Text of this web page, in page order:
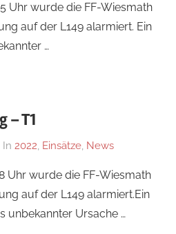
Nossal
Uhr wurde die FF-Wiesmath
auf der L149 alarmiert. Ein
…
– T1
Von
Nossal
In 2022 Einsätze News
Uhr wurde die FF-Wiesmath
auf der L149 alarmiert.Ein
unbekannter Ursache …